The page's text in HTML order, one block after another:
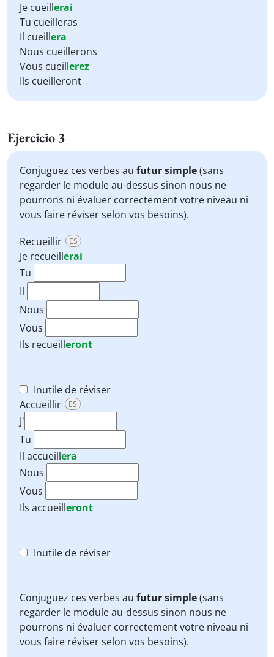
Je cueillerai
Tu cueilleras
Il cueillera
Nous cueillerons
Vous cueillerez
Ils cueilleront
Ejercicio 3
Conjuguez ces verbes au futur simple(sans
regarder le module au-dessus sinon nous ne
pourrons ni évaluer correctement votre niveau ni
vous faire réviser selon vos besoins).
Recueillir
ES
Je recueillerai
Tu
Il
Nous
Vous
Ils recueilleront
Inutile de réviser
Accueillir
ES
J'
Tu
Il accueillera
Nous
Vous
Ils accueilleront
Inutile de réviser
Conjuguez ces verbes au futur simple(sans
regarder le module au-dessus sinon nous ne
pourrons ni évaluer correctement votre niveau ni
vous faire réviser selon vos besoins).